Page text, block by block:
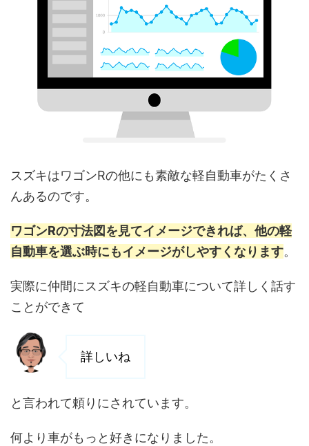
スズキはワゴンRの他にも素敵な軽自動車がたくさ
んあるのです。
ワゴンRの寸法図を見てイメージできれば、他の軽
自動車を選ぶ時にもイメージがしやすくなります。
実際に仲間にスズキの軽自動車について詳しく話す
ことができて
詳しいね
と言われて頼りにされています。
何より車がもっと好きになりました。